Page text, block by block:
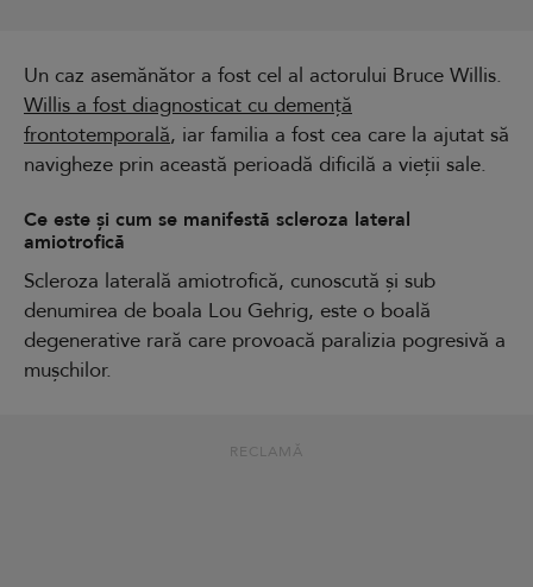
Un caz asemănător a fost cel al actorului Bruce Willis.
Willis a fost diagnosticat cu demență
frontotemporală, iar familia a fost cea care la ajutat să
navigheze prin această perioadă dificilă a vieții sale.
Ce este și cum se manifestă scleroza lateral
amiotrofică
Scleroza laterală amiotrofică, cunoscută și sub
denumirea de boala Lou Gehrig, este o boală
degenerative rară care provoacă paralizia pogresivă a
mușchilor.
RECLAMĂ